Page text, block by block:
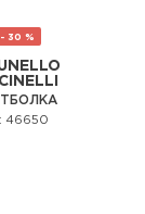
- 30 %
46650